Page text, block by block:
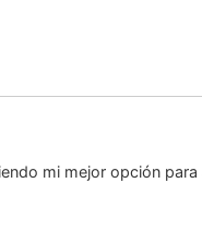
mi mejor opción